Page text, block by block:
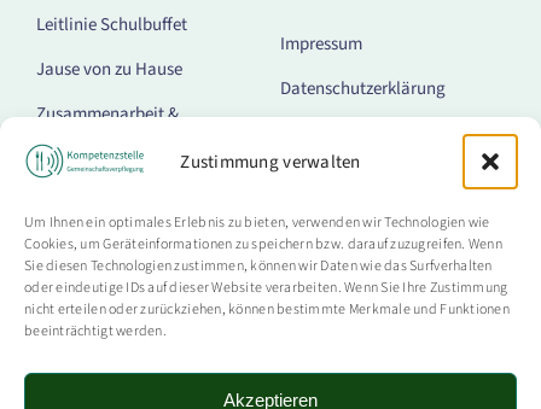
Zustimmung verwalten
Um Ihnen ein optimales Erlebnis zu bieten, verwenden wir Technologien wie
Cookies, um Geräteinformationen zu speichern bzw. darauf zuzugreifen. Wenn
Sie diesen Technologien zustimmen, können wir Daten wie das Surfverhalten
oder eindeutige IDs auf dieser Website verarbeiten. Wenn Sie Ihre Zustimmung
nicht erteilen oder zurückziehen, können bestimmte Merkmale und Funktionen
beeinträchtigt werden.
Akzeptieren
Leitlinie Schulbuffet
Jause von zu Hause
Zusammenarbeit &
Kommunikation
Getränkeautomaten
Lebensmittel-Kombi-
Automaten
Mittagessen
Verpflegungsangebote
Impressum
Datenschutzerklärung
Barrierefreiheitserklärung
Cookie-Richtlinie (EU)